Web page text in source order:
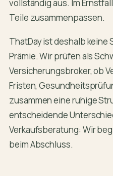
vollständig aus. Im
Teile zusammenpassen.
ThatDay ist deshalb keine
Prämie. Wir prüfen als
Versicherungsbroker, ob
Fristen,
zusammen eine ruhige
entscheidende
Verkaufsberatung: Wir
beim Abschluss.